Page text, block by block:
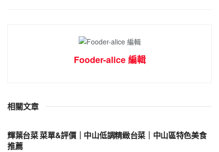
Fooder-alice 編輯
相關文章
輝葉台菜 菜單&評價｜中山低調精緻台菜｜中山區特色美食
推薦